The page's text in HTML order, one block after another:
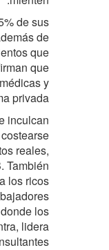
de sus
de
que
que
y
privada.
inculcan
reales,
También
los ricos
los
lidera